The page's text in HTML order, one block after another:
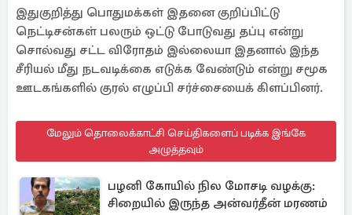
இதுகுறித்து பொதுமக்கள் இதனை குறிப்பிட்டு
நெட்டிசன்கள் பலரும் ஒட்டு போடுவது தப்பு என்று
சொல்வது சட்ட விரோதம் இல்லையா இதனால் இந்த
சீரியல் மீது நடவடிக்கை எடுக்க வேண்டும் என்று சமூக
ஊடகங்களில் குரல் எழுப்பி சர்ச்சையைக் கிளப்பினர்.
மேலும் தொலைக்காட்சி செய்திகளைப் படிக்க இங்கே
அழுத்தவும்
பழனி கோயில் நில மோசடி வழக்கு:
சிறையில் இருந்த அன்வர்தீன் மரணம்